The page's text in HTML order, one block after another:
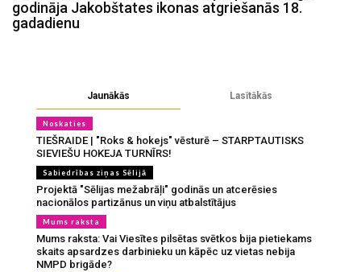
godināja Jakobštates ikonas atgriešanās 18.
gadadienu
Jaunākās Lasītākās
Noskaties
TIEŠRAIDE | "Roks & hokejs" vēsturē – STARPTAUTISKS
SIEVIEŠU HOKEJA TURNĪRS!
Sabiedrības ziņas Sēlijā
Projektā "Sēlijas mežabrāļi" godinās un atcerēsies
nacionālos partizānus un viņu atbalstītājus
Mums raksta
Mums raksta: Vai Viesītes pilsētas svētkos bija pietiekams
skaits apsardzes darbinieku un kāpēc uz vietas nebija
NMPD brigāde?